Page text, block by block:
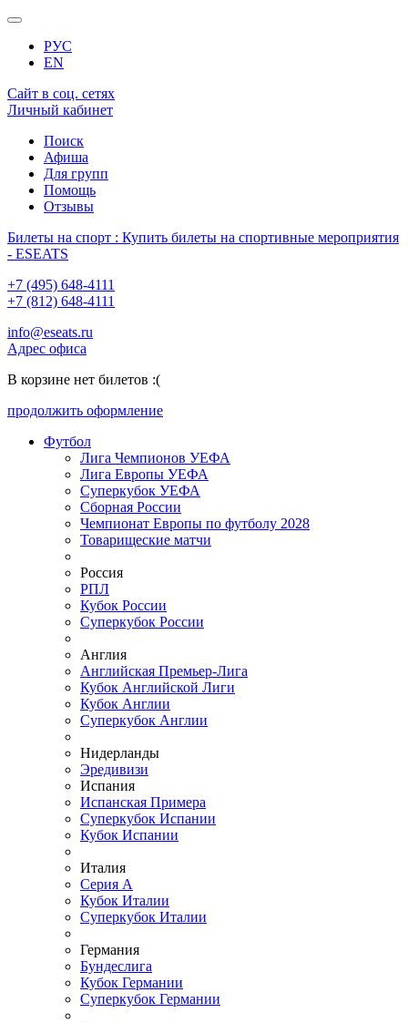
РУС
EN
Сайт в соц. сетях
Личный кабинет
Поиск
Афиша
Для групп
Помощь
Отзывы
Билеты на спорт : Купить билеты на спортивные мероприятия
- ESEATS
+7 (495) 648-4111
+7 (812) 648-4111
info@eseats.ru
Адрес офиса
В корзине нет билетов :(
продолжить оформление
Футбол
Лига Чемпионов УЕФА
Лига Европы УЕФА
Суперкубок УЕФА
Сборная России
Чемпионат Европы по футболу 2028
Товарищеские матчи
Россия
РПЛ
Кубок России
Суперкубок России
Англия
Английская Премьер-Лига
Кубок Английской Лиги
Кубок Англии
Суперкубок Англии
Нидерланды
Эредивизи
Испания
Испанская Примера
Суперкубок Испании
Кубок Испании
Италия
Серия А
Кубок Италии
Суперкубок Италии
Германия
Бундеслига
Кубок Германии
Суперкубок Германии